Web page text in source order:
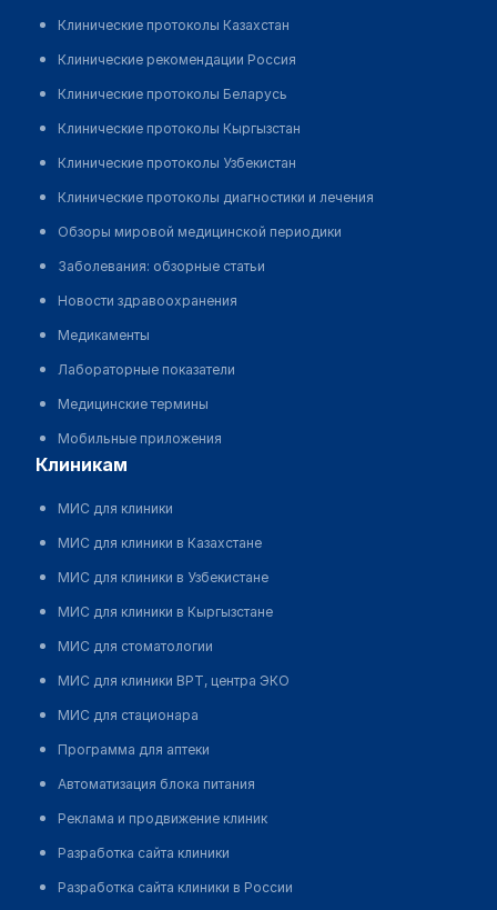
Клинические протоколы Казахстан
Клинические рекомендации Россия
Клинические протоколы Беларусь
Клинические протоколы Кыргызстан
Клинические протоколы Узбекистан
Клинические протоколы диагностики и лечения
Обзоры мировой медицинской периодики
Заболевания: обзорные статьи
Новости здравоохранения
Медикаменты
Лабораторные показатели
Медицинские термины
Мобильные приложения
клиникам
МИС для клиники
МИС для клиники в Казахстане
МИС для клиники в Узбекистане
МИС для клиники в Кыргызстане
МИС для стоматологии
МИС для клиники ВРТ, центра ЭКО
МИС для стационара
Программа для аптеки
Автоматизация блока питания
Реклама и продвижение клиник
Разработка сайта клиники
Разработка сайта клиники в России